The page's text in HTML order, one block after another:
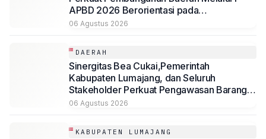
APBD 2026 Berorientasi pada
Kesejahteraan Masyarakat
06 Agustus 2026
DAERAH
Sinergitas Bea Cukai,Pemerintah
Kabupaten Lumajang, dan Seluruh
Stakeholder Perkuat Pengawasan Barang
Kena Cukai Ilegal Melalui Pemanfaatan
06 Agustus 2026
KABUPATEN LUMAJANG